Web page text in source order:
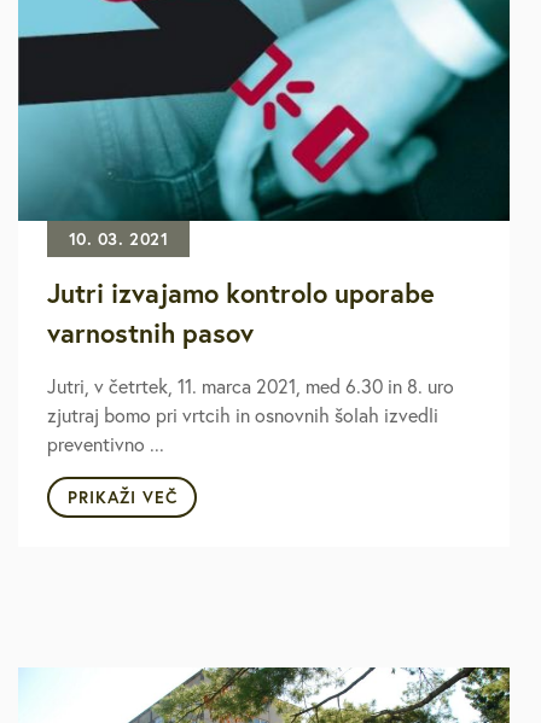
10. 03. 2021
Jutri izvajamo kontrolo uporabe
varnostnih pasov
Jutri, v četrtek, 11. marca 2021, med 6.30 in 8. uro
zjutraj bomo pri vrtcih in osnovnih šolah izvedli
preventivno ...
PRIKAŽI VEČ